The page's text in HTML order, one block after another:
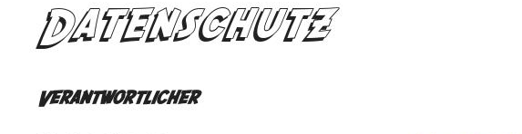
Datenschutz
Verantwortlicher